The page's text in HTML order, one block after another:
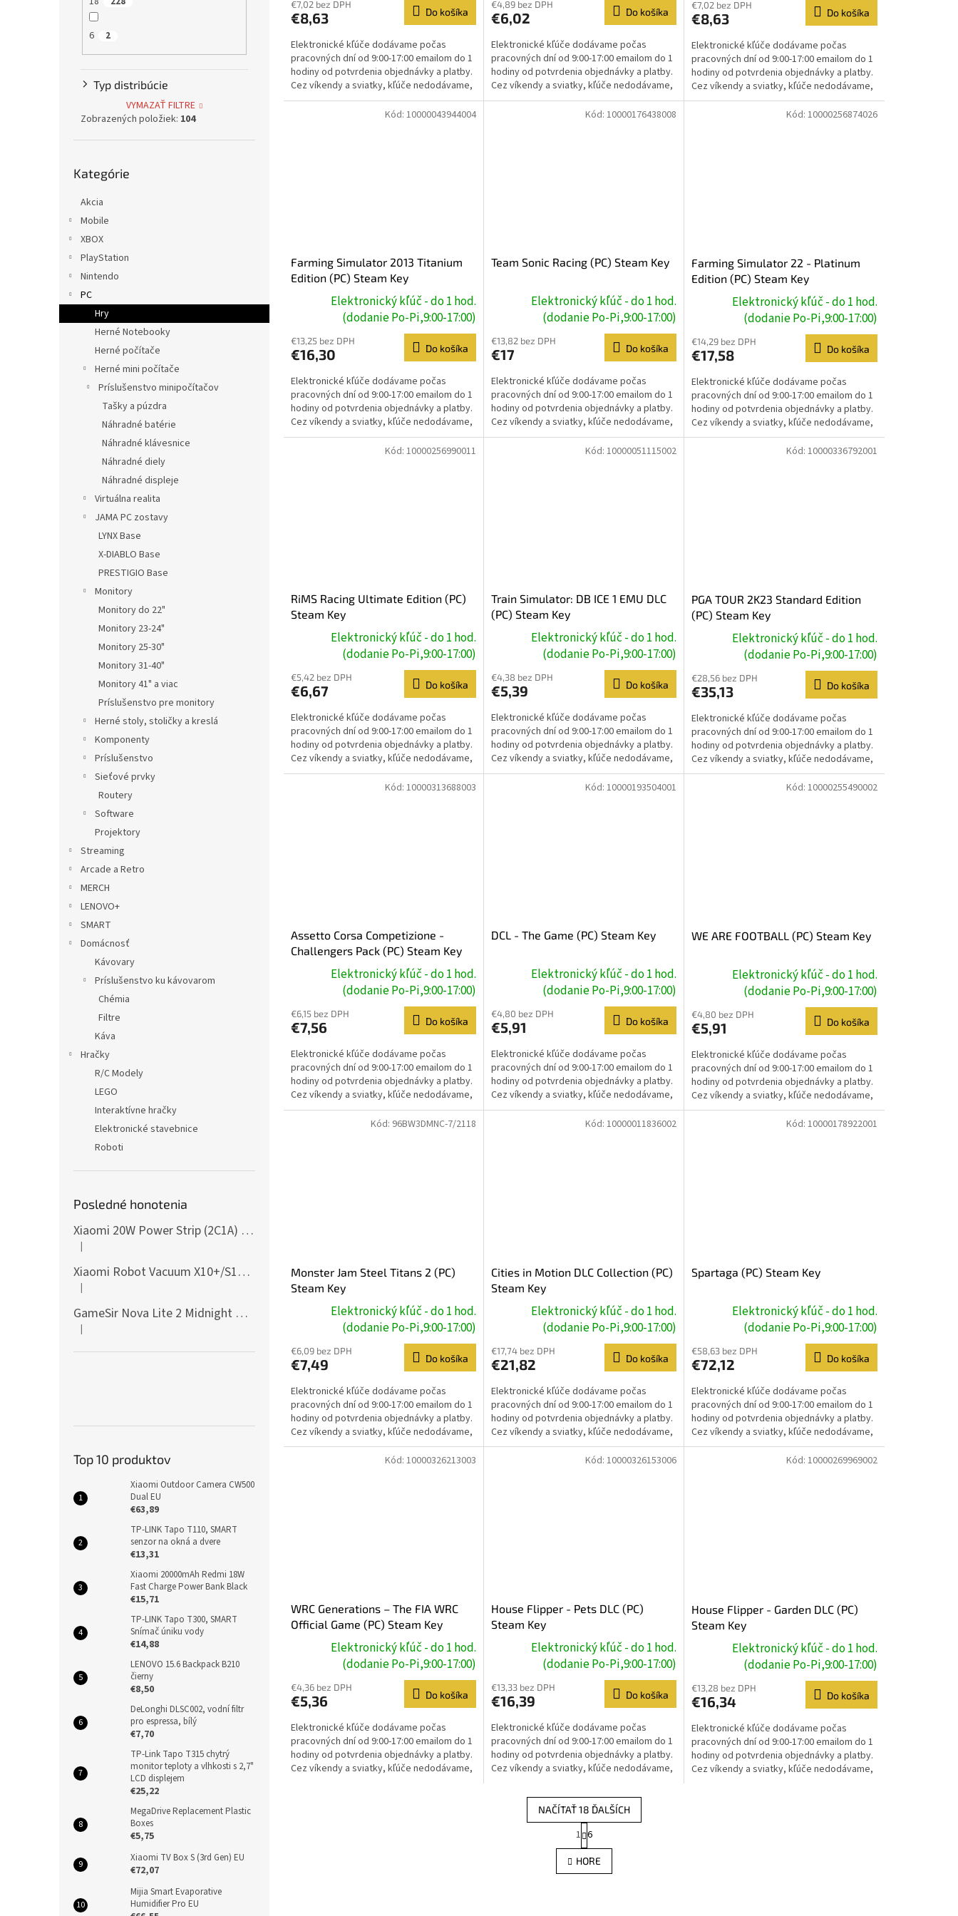
6 2
Typ distribúcie
VYMAZAŤ FILTRE
Zobrazených položiek: 104
kategórie
Kategórie
Akcia
Mobile
XBOX
PlayStation
Nintendo
PC
Hry
Herné Notebooky
Herné počítače
Herné mini počítače
Príslušenstvo minipočítačov
Tašky a púzdra
Náhradné batérie
Náhradné klávesnice
Náhradné diely
Náhradné displeje
Virtuálna realita
JAMA PC zostavy
LYNX Base
X-DIABLO Base
PRESTIGIO Base
Monitory
Monitory do 22"
Monitory 23-24"
Monitory 25-30"
Monitory 31-40"
Monitory 41" a viac
Príslušenstvo pre monitory
Herné stoly, stoličky a kreslá
Komponenty
Príslušenstvo
Sieťové prvky
Routery
Software
Projektory
Streaming
Arcade a Retro
MERCH
LENOVO+
SMART
Domácnosť
Kávovary
Príslušenstvo ku kávovarom
Chémia
Filtre
Káva
Hračky
R/C Modely
LEGO
Interaktívne hračky
Elektronické stavebnice
Roboti
Posledné honotenia
Xiaomi 20W Power Strip (2C1A) EU
Hodnotenie produktu je 5 z 5 hviezdičiek.
|
Xiaomi Robot Vacuum X10+/S10+/X10/X20+ Side Brush
Hodnotenie produktu je 5 z 5 hviezdičiek.
|
GameSir Nova Lite 2 Midnight Gray
Hodnotenie produktu je 5 z 5 hviezdičiek.
|
Top 10 produktov
Xiaomi Outdoor Camera CW500
Dual EU
€63,89
TP-LINK Tapo T110, SMART
senzor na okná a dvere
€13,31
Xiaomi 20000mAh Redmi 18W
Fast Charge Power Bank Black
€15,71
TP-LINK Tapo T300, SMART
Snímač úniku vody
€14,88
LENOVO 15.6 Backpack B210
čierny
€8,50
DeLonghi DLSC002, vodní filtr
pro espressa, bílý
€7,70
TP-Link Tapo T315 chytrý
monitor teploty a vlhkosti s 2,7"
LCD displejem
€25,22
MegaDrive Replacement Plastic
Boxes
€5,75
Xiaomi TV Box S (3rd Gen) EU
€72,07
Mijia Smart Evaporative
Humidifier Pro EU
€7,02 bez DPH
€8,63 Do košíka
Elektronické kľúče dodávame počas
pracovných dní od 9:00-17:00 emailom do 1
hodiny od potvrdenia objednávky a platby.
Cez víkendy a sviatky, kľúče nedodávame,
dodanie prebehne...
€4,89 bez DPH
€6,02 Do košíka
Elektronické kľúče dodávame počas
pracovných dní od 9:00-17:00 emailom do 1
hodiny od potvrdenia objednávky a platby.
Cez víkendy a sviatky, kľúče nedodávame,
dodanie prebehne...
€7,02 bez DPH
€8,63 Do košíka
Elektronické kľúče dodávame počas
pracovných dní od 9:00-17:00 emailom do 1
hodiny od potvrdenia objednávky a platby.
Cez víkendy a sviatky, kľúče nedodávame,
dodanie prebehne...
Farming Simulator 2013 Titanium
Edition (PC) Steam Key
Elektronický kľúč - do 1 hod.
(dodanie Po-Pi,9:00-17:00)
€13,25 bez DPH
€16,30 Do košíka
Elektronické kľúče dodávame počas
pracovných dní od 9:00-17:00 emailom do 1
hodiny od potvrdenia objednávky a platby.
Cez víkendy a sviatky, kľúče nedodávame,
dodanie prebehne...
Kód: 10000043944004
Team Sonic Racing (PC) Steam Key
Elektronický kľúč - do 1 hod.
(dodanie Po-Pi,9:00-17:00)
€13,82 bez DPH
€17 Do košíka
Elektronické kľúče dodávame počas
pracovných dní od 9:00-17:00 emailom do 1
hodiny od potvrdenia objednávky a platby.
Cez víkendy a sviatky, kľúče nedodávame,
dodanie prebehne...
Kód: 10000176438008
Farming Simulator 22 - Platinum
Edition (PC) Steam Key
Elektronický kľúč - do 1 hod.
(dodanie Po-Pi,9:00-17:00)
€14,29 bez DPH
€17,58 Do košíka
Elektronické kľúče dodávame počas
pracovných dní od 9:00-17:00 emailom do 1
hodiny od potvrdenia objednávky a platby.
Cez víkendy a sviatky, kľúče nedodávame,
dodanie prebehne...
Kód: 10000256874026
RiMS Racing Ultimate Edition (PC)
Steam Key
Elektronický kľúč - do 1 hod.
(dodanie Po-Pi,9:00-17:00)
€5,42 bez DPH
€6,67 Do košíka
Elektronické kľúče dodávame počas
pracovných dní od 9:00-17:00 emailom do 1
hodiny od potvrdenia objednávky a platby.
Cez víkendy a sviatky, kľúče nedodávame,
dodanie prebehne...
Kód: 10000256990011
Train Simulator: DB ICE 1 EMU DLC
(PC) Steam Key
Elektronický kľúč - do 1 hod.
(dodanie Po-Pi,9:00-17:00)
€4,38 bez DPH
€5,39 Do košíka
Elektronické kľúče dodávame počas
pracovných dní od 9:00-17:00 emailom do 1
hodiny od potvrdenia objednávky a platby.
Cez víkendy a sviatky, kľúče nedodávame,
dodanie prebehne...
Kód: 10000051115002
PGA TOUR 2K23 Standard Edition
(PC) Steam Key
Elektronický kľúč - do 1 hod.
(dodanie Po-Pi,9:00-17:00)
€28,56 bez DPH
€35,13 Do košíka
Elektronické kľúče dodávame počas
pracovných dní od 9:00-17:00 emailom do 1
hodiny od potvrdenia objednávky a platby.
Cez víkendy a sviatky, kľúče nedodávame,
dodanie prebehne...
Kód: 10000336792001
Assetto Corsa Competizione -
Challengers Pack (PC) Steam Key
Elektronický kľúč - do 1 hod.
(dodanie Po-Pi,9:00-17:00)
€6,15 bez DPH
€7,56 Do košíka
Elektronické kľúče dodávame počas
pracovných dní od 9:00-17:00 emailom do 1
hodiny od potvrdenia objednávky a platby.
Cez víkendy a sviatky, kľúče nedodávame,
dodanie prebehne...
Kód: 10000313688003
DCL - The Game (PC) Steam Key
Elektronický kľúč - do 1 hod.
(dodanie Po-Pi,9:00-17:00)
€4,80 bez DPH
€5,91 Do košíka
Elektronické kľúče dodávame počas
pracovných dní od 9:00-17:00 emailom do 1
hodiny od potvrdenia objednávky a platby.
Cez víkendy a sviatky, kľúče nedodávame,
dodanie prebehne...
Kód: 10000193504001
WE ARE FOOTBALL (PC) Steam Key
Elektronický kľúč - do 1 hod.
(dodanie Po-Pi,9:00-17:00)
€4,80 bez DPH
€5,91 Do košíka
Elektronické kľúče dodávame počas
pracovných dní od 9:00-17:00 emailom do 1
hodiny od potvrdenia objednávky a platby.
Cez víkendy a sviatky, kľúče nedodávame,
dodanie prebehne...
Kód: 10000255490002
Monster Jam Steel Titans 2 (PC)
Steam Key
Elektronický kľúč - do 1 hod.
(dodanie Po-Pi,9:00-17:00)
€6,09 bez DPH
€7,49 Do košíka
Elektronické kľúče dodávame počas
pracovných dní od 9:00-17:00 emailom do 1
hodiny od potvrdenia objednávky a platby.
Cez víkendy a sviatky, kľúče nedodávame,
dodanie prebehne...
Kód: 96BW3DMNC-7/2118
Cities in Motion DLC Collection (PC)
Steam Key
Elektronický kľúč - do 1 hod.
(dodanie Po-Pi,9:00-17:00)
€17,74 bez DPH
€21,82 Do košíka
Elektronické kľúče dodávame počas
pracovných dní od 9:00-17:00 emailom do 1
hodiny od potvrdenia objednávky a platby.
Cez víkendy a sviatky, kľúče nedodávame,
dodanie prebehne...
Kód: 10000011836002
Spartaga (PC) Steam Key
Elektronický kľúč - do 1 hod.
(dodanie Po-Pi,9:00-17:00)
€58,63 bez DPH
€72,12 Do košíka
Elektronické kľúče dodávame počas
pracovných dní od 9:00-17:00 emailom do 1
hodiny od potvrdenia objednávky a platby.
Cez víkendy a sviatky, kľúče nedodávame,
dodanie prebehne...
Kód: 10000178922001
WRC Generations – The FIA WRC
Official Game (PC) Steam Key
Elektronický kľúč - do 1 hod.
(dodanie Po-Pi,9:00-17:00)
€4,36 bez DPH
€5,36 Do košíka
Elektronické kľúče dodávame počas
pracovných dní od 9:00-17:00 emailom do 1
hodiny od potvrdenia objednávky a platby.
Cez víkendy a sviatky, kľúče nedodávame,
Kód: 10000326213003
House Flipper - Pets DLC (PC)
Steam Key
Elektronický kľúč - do 1 hod.
(dodanie Po-Pi,9:00-17:00)
€13,33 bez DPH
€16,39 Do košíka
Elektronické kľúče dodávame počas
pracovných dní od 9:00-17:00 emailom do 1
hodiny od potvrdenia objednávky a platby.
Cez víkendy a sviatky, kľúče nedodávame,
Kód: 10000326153006
House Flipper - Garden DLC (PC)
Steam Key
Elektronický kľúč - do 1 hod.
(dodanie Po-Pi,9:00-17:00)
€13,28 bez DPH
€16,34 Do košíka
Elektronické kľúče dodávame počas
pracovných dní od 9:00-17:00 emailom do 1
hodiny od potvrdenia objednávky a platby.
Cez víkendy a sviatky, kľúče nedodávame,
Kód: 10000269969002
O
v
l
NAČÍTAŤ 18 ĎALŠÍCH
S
t
r
á
n
1 6
HORE